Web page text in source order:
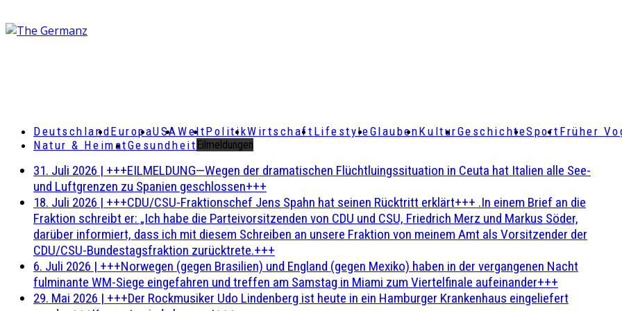
DeutschlandEuropaUSAWeltPolitikWirtschaft LifestyleGlaubenKulturGeschichteSport Früher
Natur & HeimatGesundheit Eilmeldungen
31. Juli 2026 | +++EILMELDUNG—Wegen der dramatischen Flüchtluingssituation in Ceuta hat Italien alle See-
und Luftgrenzen zu Spanien geschlossen+++
18. Juli 2026 | +++CDU/CSU-Fraktionschef Jens Spahn hat seinen Rücktritt erklärt+++ .In einem Brief an die
Fraktion schreibt er: „Ich habe die Parteivorsitzenden von CDU und CSU, Friedrich Merz und Markus Söder,
darüber informiert, dass ich mit diesem Schreiben an unsere Fraktion von meinem Amt als Vorsitzender der
CDU/CSU-Bundestagsfraktion zurücktrete.+++
6. Juli 2026 | +++Norwegen (gegen Brasilien) und England (gegen Mexiko) haben in der vergangenen Nacht
fulminante WM-Siege eingefahren und treffen am Samstag in Miami zum Viertelfinale aufeinander+++
29. Mai 2026 | +++Der Rockmusiker Udo Lindenberg ist heute in ein Hamburger Krankenhaus eingeliefert